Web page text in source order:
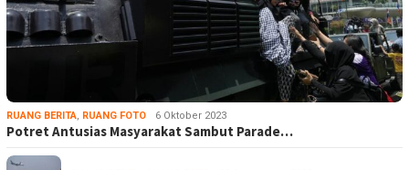
RUANG BERITA, RUANG FOTO 6 Oktober 2023
Potret Antusias Masyarakat Sambut Parade…